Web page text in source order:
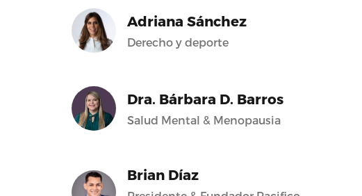
Adriana Sánchez
Derecho y deporte
Dra. Bárbara D. Barros
Salud Mental & Menopausia
Brian Díaz